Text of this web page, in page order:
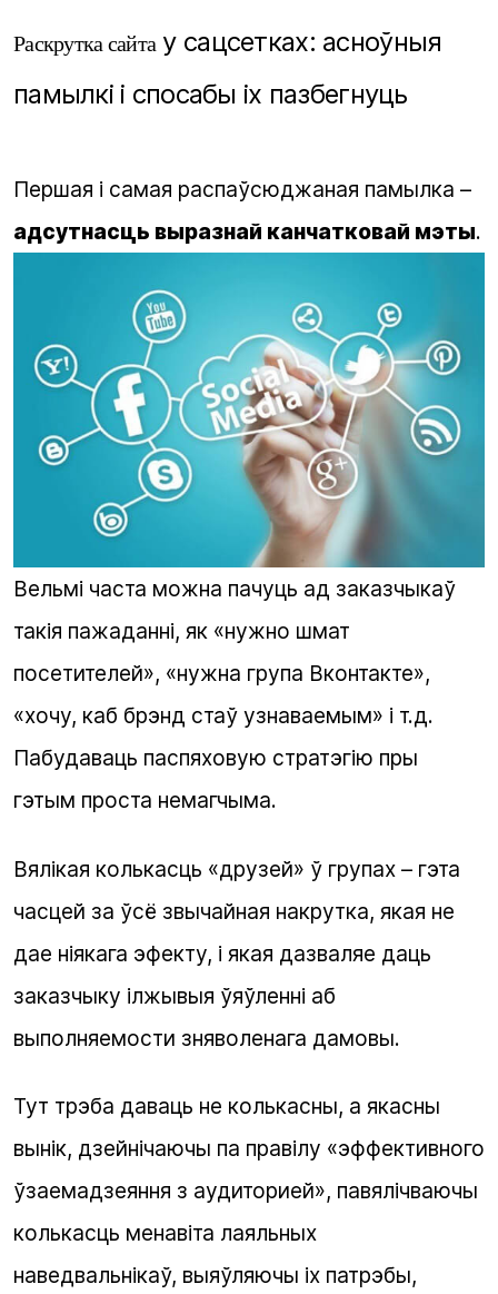
Раскрутка сайтау сацсетках: асноўныя
памылкі і спосабы іх пазбегнуць
Першая і самая распаўсюджаная памылка –
адсутнасць выразнай канчатковай мэты.
Вельмі часта можна пачуць ад заказчыкаў
такія пажаданні, як «нужно шмат
посетителей», «нужна група Вконтакте»,
«хочу, каб брэнд стаў узнаваемым» і т.д.
Пабудаваць паспяховую стратэгію пры
гэтым проста немагчыма.
Вялікая колькасць «друзей» ў групах – гэта
часцей за ўсё звычайная накрутка, якая не
дае ніякага эфекту, і якая дазваляе даць
заказчыку ілжывыя ўяўленні аб
выполняемости зняволенага дамовы.
Тут трэба даваць не колькасны, а якасны
вынік, дзейнічаючы па правілу «эффективного
ўзаемадзеяння з аудиторией», павялічваючы
колькасць менавіта лаяльных
наведвальнікаў, выяўляючы іх патрэбы,